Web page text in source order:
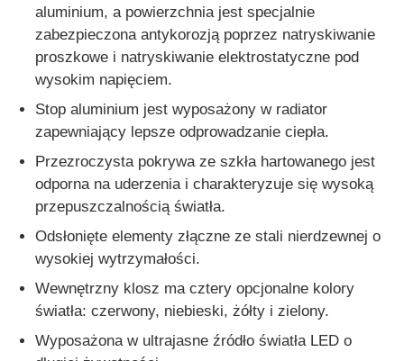
aluminium, a powierzchnia jest specjalnie
zabezpieczona antykorozją poprzez natryskiwanie
proszkowe i natryskiwanie elektrostatyczne pod
wysokim napięciem.
Stop aluminium jest wyposażony w radiator
zapewniający lepsze odprowadzanie ciepła.
Przezroczysta pokrywa ze szkła hartowanego jest
odporna na uderzenia i charakteryzuje się wysoką
przepuszczalnością światła.
Odsłonięte elementy złączne ze stali nierdzewnej o
wysokiej wytrzymałości.
Wewnętrzny klosz ma cztery opcjonalne kolory
światła: czerwony, niebieski, żółty i zielony.
Wyposażona w ultrajasne źródło światła LED o